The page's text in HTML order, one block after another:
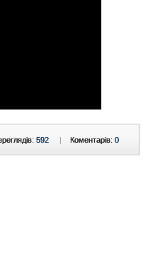
Коментарів: 0
592 |